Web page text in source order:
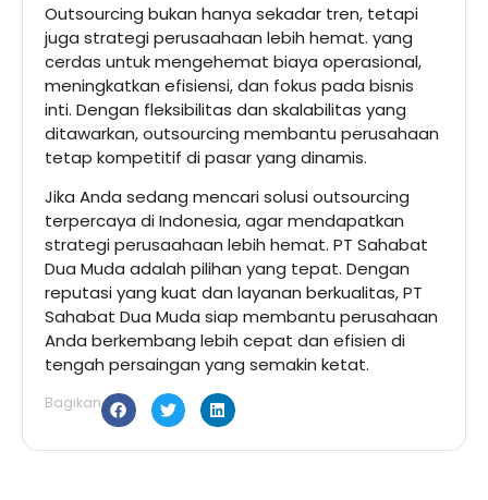
Outsourcing bukan hanya sekadar tren, tetapi
juga strategi perusaahaan lebih hemat. yang
cerdas untuk mengehemat biaya operasional,
meningkatkan efisiensi, dan fokus pada bisnis
inti. Dengan fleksibilitas dan skalabilitas yang
ditawarkan, outsourcing membantu perusahaan
tetap kompetitif di pasar yang dinamis.
Jika Anda sedang mencari solusi outsourcing
terpercaya di Indonesia, agar mendapatkan
strategi perusaahaan lebih hemat. PT Sahabat
Dua Muda adalah pilihan yang tepat. Dengan
reputasi yang kuat dan layanan berkualitas, PT
Sahabat Dua Muda siap membantu perusahaan
Anda berkembang lebih cepat dan efisien di
tengah persaingan yang semakin ketat.
Bagikan